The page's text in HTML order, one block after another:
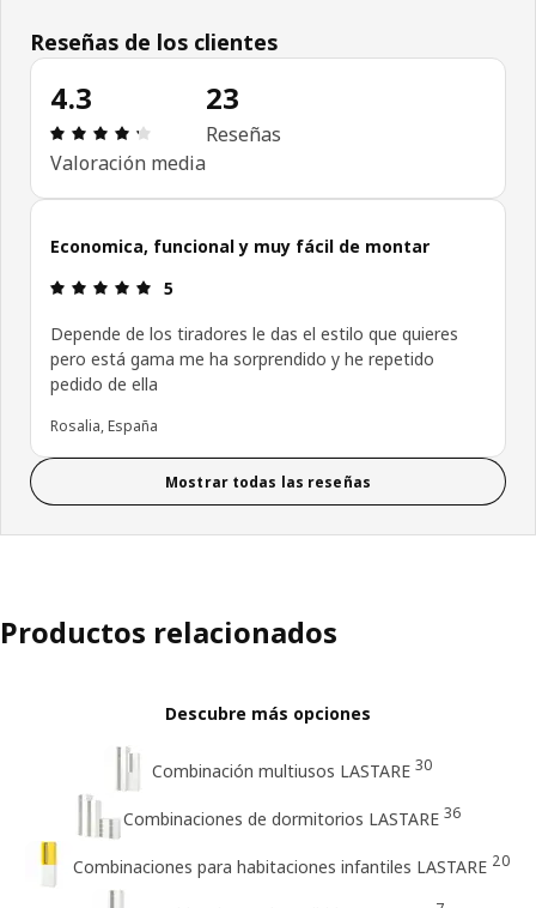
Reseñas de los clientes
4.3
Reseña: 4.3 de 5 estrellas. Revisiones totales: 23
Valoración media
23
Reseñas
Economica, funcional y muy fácil de montar
Reseña: 5 de 5 estrellas.
5
Depende de los tiradores le das el estilo que quieres
pero está gama me ha sorprendido y he repetido
pedido de ella
Rosalia, España
Mostrar todas las reseñas
Productos relacionados
Descubre más opciones
Combinación multiusos LASTARE 30
Combinaciones de dormitorios LASTARE 36
Combinaciones para habitaciones infantiles LASTARE 20